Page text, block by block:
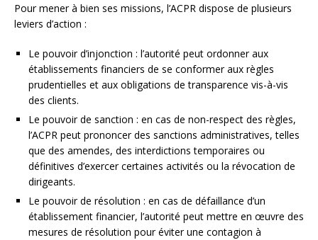
Pour mener à bien ses missions, l’ACPR dispose de plusieurs
leviers d’action :
Le pouvoir d’injonction : l’autorité peut ordonner aux
établissements financiers de se conformer aux règles
prudentielles et aux obligations de transparence vis-à-vis
des clients.
Le pouvoir de sanction : en cas de non-respect des règles,
l’ACPR peut prononcer des sanctions administratives, telles
que des amendes, des interdictions temporaires ou
définitives d’exercer certaines activités ou la révocation de
dirigeants.
Le pouvoir de résolution : en cas de défaillance d’un
établissement financier, l’autorité peut mettre en œuvre des
mesures de résolution pour éviter une contagion à